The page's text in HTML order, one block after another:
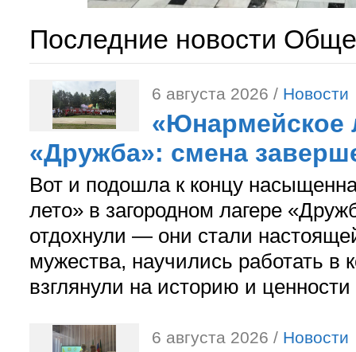
Последние новости
6 августа 2026 / Новости
«Юнармейское
«Дружба»: смена
Вот и подошла к концу
лето» в загородном лагере
отдохнули — они стали
мужества, научились работать в
взглянули на историю и
6 августа 2026 / Новости